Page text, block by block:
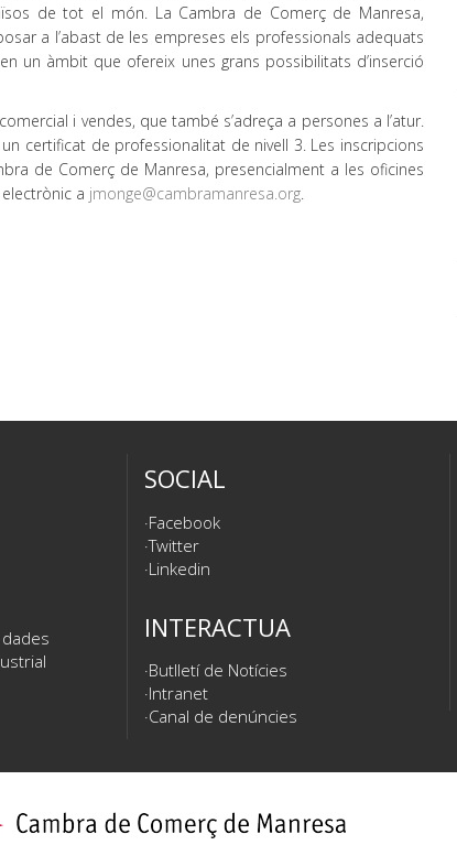
de tot el món. La Cambra de Comerç de Manresa,
a l’abast de les empreses els professionals adequats
un àmbit que ofereix unes grans possibilitats d’inserció
i vendes, que també s’adreça a persones a l’atur.
certificat de professionalitat de nivell 3. Les inscripcions
de Comerç de Manresa, presencialment a les oficines
a jmonge@cambramanresa.org.
SOCIAL
Facebook
Twitter
Linkedin
INTERACTUA
Butlletí de Notícies
Intranet
Canal de denúncies